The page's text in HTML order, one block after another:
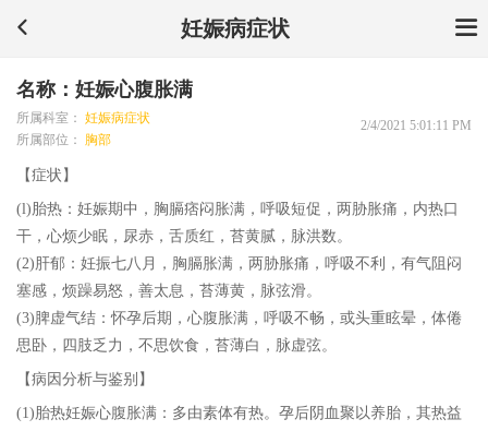
妊娠病症状
名称：妊娠心腹胀满
所属科室： 妊娠病症状
所属部位：
胸部
2/4/2021 5:01:11 PM
【症状】
(l)胎热：妊娠期中，胸膈痞闷胀满，呼吸短促，两胁胀痛，内热口
干，心烦少眠，尿赤，舌质红，苔黄腻，脉洪数。
(2)肝郁：妊振七八月，胸膈胀满，两胁胀痛，呼吸不利，有气阻闷
塞感，烦躁易怒，善太息，苔薄黄，脉弦滑。
(3)脾虚气结：怀孕后期，心腹胀满，呼吸不畅，或头重眩晕，体倦
思卧，四肢乏力，不思饮食，苔薄白，脉虚弦。
【病因分析与鉴别】
(1)胎热妊娠心腹胀满：多由素体有热。孕后阴血聚以养胎，其热益